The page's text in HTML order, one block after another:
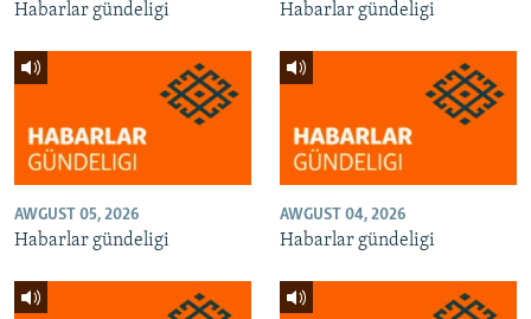
Habarlar gündeligi Habarlar gündeligi
AWGUST 05, 2026
Habarlar gündeligi
AWGUST 04, 2026
Habarlar gündeligi